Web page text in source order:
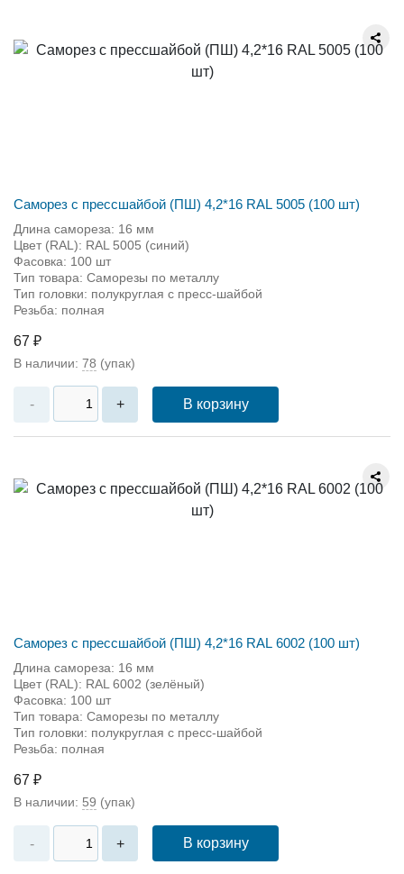
Саморез с прессшайбой (ПШ) 4,2*16 RAL 5005 (100 шт)
Длина самореза: 16 мм
Цвет (RAL): RAL 5005 (синий)
Фасовка: 100 шт
Тип товара: Саморезы по металлу
Тип головки: полукруглая с пресс-шайбой
Резьба: полная
67 ₽
В наличии: 78 (упак)
- + В корзину
Саморез с прессшайбой (ПШ) 4,2*16 RAL 6002 (100 шт)
Длина самореза: 16 мм
Цвет (RAL): RAL 6002 (зелёный)
Фасовка: 100 шт
Тип товара: Саморезы по металлу
Тип головки: полукруглая с пресс-шайбой
Резьба: полная
67 ₽
В наличии: 59 (упак)
- + В корзину